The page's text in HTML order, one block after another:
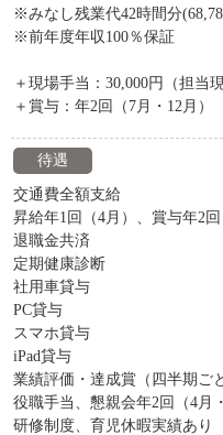
※みなし残業代42時間分
※前年度年収100％保証
＋現場手当：30,000円（担当
＋賞与：年2回（7月・12月）
待遇
交通費全額支給
昇給年1回（4月）、賞与年2回
退職金共済
定期健康診断
社用車貸与
PC貸与
スマホ貸与
iPad貸与
業績評価・達成賞（四半期ご
役職手当、懇親会年2回（4月
研修制度、育児休暇実績あり